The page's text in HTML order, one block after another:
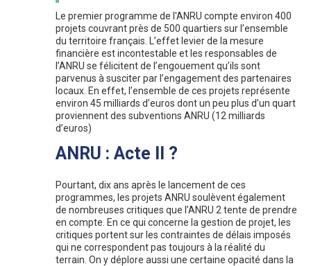
Le premier programme de l'ANRU compte environ 400
projets couvrant près de 500 quartiers sur l’ensemble
du territoire français. L’effet levier de la mesure
financière est incontestable et les responsables de
l’ANRU se félicitent de l’engouement qu’ils sont
parvenus à susciter par l’engagement des partenaires
locaux. En effet, l’ensemble de ces projets représente
environ 45 milliards d’euros dont un peu plus d’un quart
proviennent des subventions ANRU (12 milliards
d’euros)
ANRU : Acte II ?
Pourtant, dix ans après le lancement de ces
programmes, les projets ANRU soulèvent également
de nombreuses critiques que l’ANRU 2 tente de prendre
en compte. En ce qui concerne la gestion de projet, les
critiques portent sur les contraintes de délais imposés
qui ne correspondent pas toujours à la réalité du
terrain. On y déplore aussi une certaine opacité dans la